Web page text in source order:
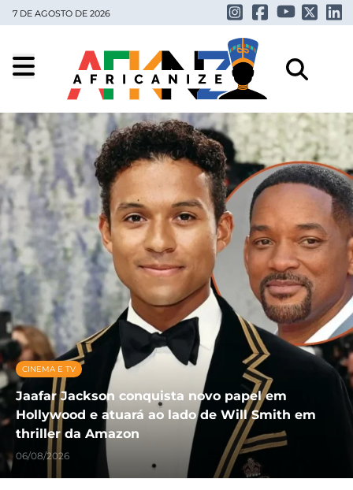
7 DE AGOSTO DE 2026
CINEMA E TV
Jaafar Jackson conquista novo papel em
Hollywood e atuará ao lado de Will Smith em
thriller da Amazon
06/08/2026